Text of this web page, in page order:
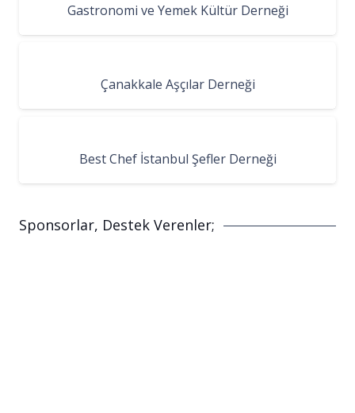
Gastronomi ve Yemek Kültür Derneği
Çanakkale Aşçılar Derneği
Best Chef İstanbul Şefler Derneği
Sponsorlar, Destek Verenler;